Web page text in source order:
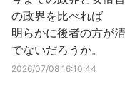
の政界を比べれば
明らかに後者の方が
でないだろうか。
2026/07/08 16:10:44